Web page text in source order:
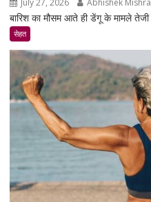
July 27, 2026 Abhishek Mishra
बारिश का मौसम आते ही डेंगू के मामले
सेहत